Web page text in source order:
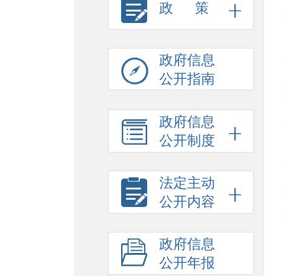
政 策
政府信息
公开指南
政府信息
公开制度
法定主动
公开内容
政府信息
公开年报